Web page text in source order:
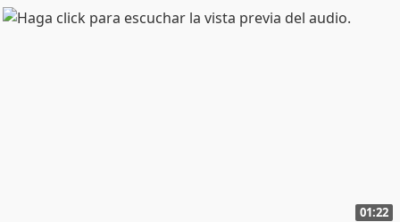
01:22